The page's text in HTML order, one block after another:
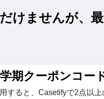
けませんが、
期クーポンコー
すると、Casetifyで2点以上